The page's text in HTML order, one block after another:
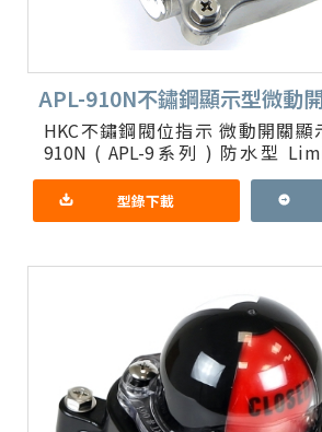
APL-910N不鏽鋼顯示型微動
HKC不鏽鋼閥位指示 微動開關顯
910N ( APL-9系列 ) 防水型
Valve Position
型錄下載